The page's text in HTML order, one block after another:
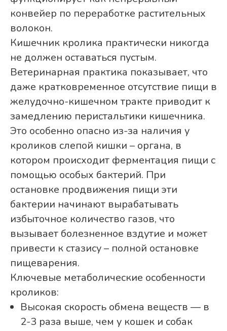
конвейер по переработке растительных
волокон.
Кишечник кролика практически никогда
не должен оставаться пустым.
Ветеринарная практика показывает, что
даже кратковременное отсутствие пищи в
желудочно-кишечном тракте приводит к
замедлению перистальтики кишечника.
Это особенно опасно из-за наличия у
кроликов слепой кишки – органа, в
котором происходит ферментация пищи с
помощью особых бактерий. При
остановке продвижения пищи эти
бактерии начинают вырабатывать
избыточное количество газов, что
вызывает болезненное вздутие и может
привести к стазису – полной остановке
пищеварения.
Ключевые метаболические особенности
кроликов:
Высокая скорость обмена веществ — в
2-3 раза выше, чем у кошек и собак